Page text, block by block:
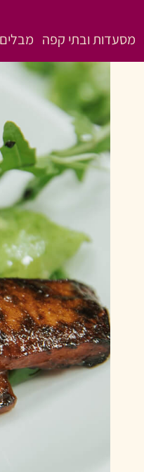
מסעדות ובתי קפה